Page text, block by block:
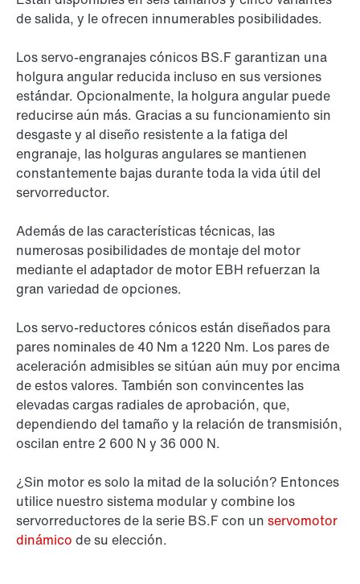
de salida, y le ofrecen innumerables posibilidades.
Los servo-engranajes cónicos BS.F garantizan una
holgura angular reducida incluso en sus versiones
estándar. Opcionalmente, la holgura angular puede
reducirse aún más. Gracias a su funcionamiento sin
desgaste y al diseño resistente a la fatiga del
engranaje, las holguras angulares se mantienen
constantemente bajas durante toda la vida útil del
servorreductor.
Además de las características técnicas, las
numerosas posibilidades de montaje del motor
mediante el adaptador de motor EBH refuerzan la
gran variedad de opciones.
Los servo-reductores cónicos están diseñados para
pares nominales de 40 Nm a 1220 Nm. Los pares de
aceleración admisibles se sitúan aún muy por encima
de estos valores. También son convincentes las
elevadas cargas radiales de aprobación, que,
dependiendo del tamaño y la relación de transmisión,
oscilan entre 2 600 N y 36 000 N.
¿Sin motor es solo la mitad de la solución? Entonces
utilice nuestro sistema modular y combine los
servorreductores de la serie BS.F con un servomotor
dinámico de su elección.